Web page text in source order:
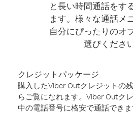
と長い時間通話をす
ます。様々な通話メ
自分にぴったりのオ
選びください
クレジットパッケージ
購入したViber Outクレジットの
らご覧になれます。Viber Outク
中の電話番号に格安で通話できま